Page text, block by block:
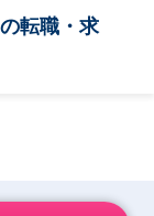
転職・求